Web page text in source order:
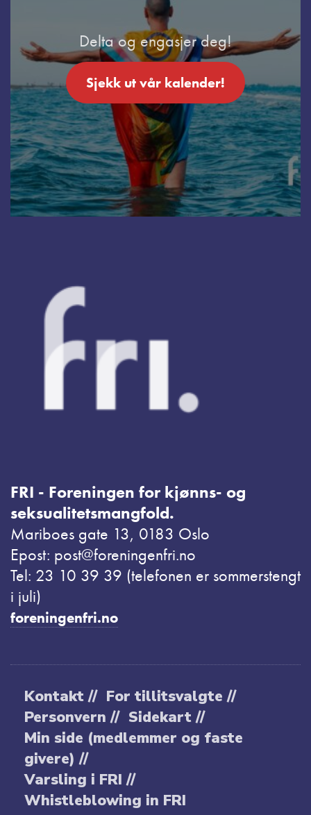
Delta og engasjer deg!
Sjekk ut vår kalender!
FRI - Foreningen for kjønns- og
seksualitetsmangfold.
Mariboes gate 13, 0183 Oslo
Epost: post@foreningenfri.no
Tel: 23 10 39 39 (telefonen er sommerstengt
i juli)
foreningenfri.no
Kontakt // For tillitsvalgte //
Personvern // Sidekart //
Min side (medlemmer og faste
givere) //
Varsling i FRI //
Whistleblowing in FRI